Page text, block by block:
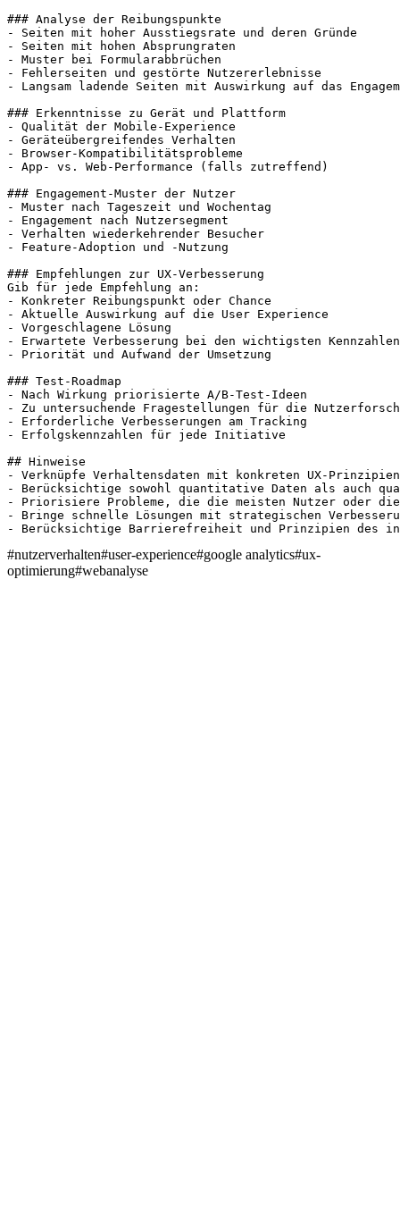
### Analyse der Reibungspunkte
- Seiten mit hoher Ausstiegsrate und deren Gründe
- Seiten mit hohen Absprungraten
- Muster bei Formularabbrüchen
- Fehlerseiten und gestörte Nutzererlebnisse
- Langsam ladende Seiten mit Auswirkung auf das
### Erkenntnisse zu Gerät und Plattform
- Qualität der Mobile-Experience
- Geräteübergreifendes Verhalten
- Browser-Kompatibilitätsprobleme
- App- vs. Web-Performance (falls zutreffend)
### Engagement-Muster der Nutzer
- Muster nach Tageszeit und Wochentag
- Engagement nach Nutzersegment
- Verhalten wiederkehrender Besucher
- Feature-Adoption und -Nutzung
### Empfehlungen zur UX-Verbesserung
Gib für jede Empfehlung an:
- Konkreter Reibungspunkt oder Chance
- Aktuelle Auswirkung auf die User Experience
- Vorgeschlagene Lösung
- Erwartete Verbesserung bei den wichtigsten Kennzahlen
- Priorität und Aufwand der Umsetzung
### Test-Roadmap
- Nach Wirkung priorisierte A/B-Test-Ideen
- Zu untersuchende Fragestellungen für die
- Erforderliche Verbesserungen am Tracking
- Erfolgskennzahlen für jede Initiative
## Hinweise
- Verknüpfe Verhaltensdaten mit konkreten UX-Prinzipien
- Berücksichtige sowohl quantitative Daten als auch
- Priorisiere Probleme, die die meisten Nutzer oder
- Bringe schnelle Lösungen mit strategischen
- Berücksichtige Barrierefreiheit und Prinzipien des
#nutzerverhalten#user-experience#google analytics#ux-
optimierung#webanalyse